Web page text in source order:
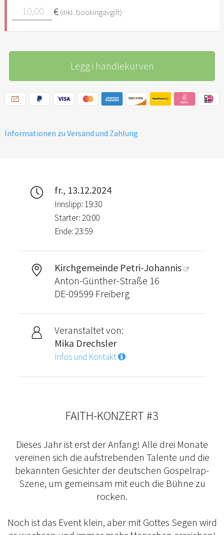
€ (inkl. bookingavgift)
Legg i handlekurven
Informationen zu Versand und Zahlung
fr., 13.12.2024
Innslipp: 19:30
Starter: 20:00
Ende: 23:59
Kirchgemeinde Petri-Johannis
Anton-Günther-Straße 16
DE-09599 Freiberg
Veranstaltet von:
Mika Drechsler
Infos und Kontakt
FAITH-KONZERT #3
Dieses Jahr ist erst der Anfang! Alle drei Monate
vereinen sich die aufstrebenden Talente und die
bekannten Gesichter der deutschen Gospelrap-
Szene, um gemeinsam mit euch die Bühne zu
rocken.
Noch ist das Event klein, aber mit Gottes Segen wird